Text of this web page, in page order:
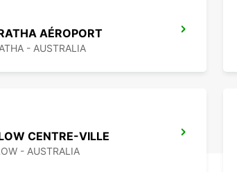
AÉROPORT
- AUSTRALIA
CENTRE-VILLE
- AUSTRALIA